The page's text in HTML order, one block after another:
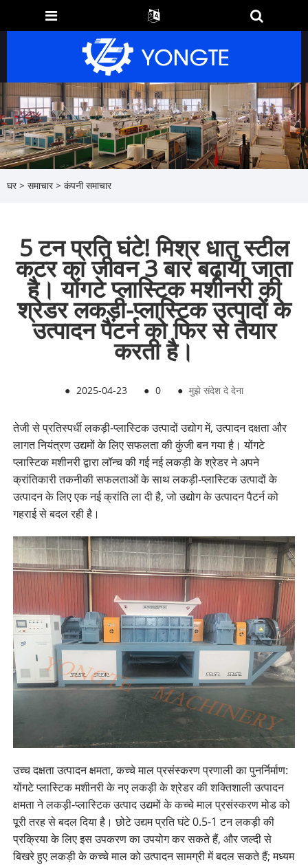
घर > समाचार> कंपनी समाचार
5 टन प्रति घंटे! मिश्र धातु स्टील
कटर का जीवन 3 बार बढ़ाया जाता
है। योंगटे प्लास्टिक मशीनरी की
श्रेडर लकड़ी-प्लास्टिक उत्पादों के
उत्पादन पैटर्न को फिर से तैयार
करती है।
● 2025-04-23 ● 0 ● मुझे संदेश दे देना
तेजी से प्रतिस्पर्धी लकड़ी-प्लास्टिक उत्पादों उद्योग में, उत्पादन दक्षता और
लागत नियंत्रण उद्यमों के लिए सफलता की कुंजी बन गया है। योंगटे
प्लास्टिक मशीनरी द्वारा लॉन्च की गई नई लकड़ी के श्रेडर ने अपने
क्रांतिकारी तकनीकी सफलताओं के साथ लकड़ी-प्लास्टिक उत्पादों के
उत्पादन के लिए एक नई क्रांति ला दी है, जो उद्योग के उत्पादन पैटर्न को
गहराई से बदल रही है।
उच्च दक्षता उत्पादन क्षमता, कच्चे माल प्रसंस्करण प्रणाली का पुनर्निर्माण:
योंगटे प्लास्टिक मशीनरी के नए लकड़ी के श्रेडर की शक्तिशाली उत्पादन
क्षमता ने लकड़ी-प्लास्टिक उत्पाद उद्यमों के कच्चे माल प्रसंस्करण मोड को
पूरी तरह से बदल दिया है। छोटे उद्यम प्रति घंटे 0.5-1 टन लकड़ी की
प्रक्रिया के लिए इस उपकरण का उपयोग कर सकते हैं, और जल्दी से
बिखरे हुए लकड़ी के कच्चे माल को उत्पादन सामग्री में बदल सकते हैं; मध्यम